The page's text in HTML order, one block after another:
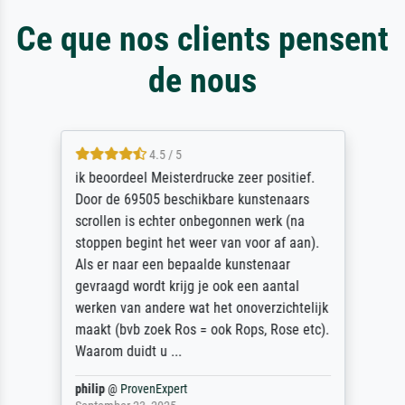
Ce que nos clients pensent
de nous
4.5 / 5
ik beoordeel Meisterdrucke zeer positief.
Door de 69505 beschikbare kunstenaars
scrollen is echter onbegonnen werk (na
stoppen begint het weer van voor af aan).
Als er naar een bepaalde kunstenaar
gevraagd wordt krijg je ook een aantal
werken van andere wat het onoverzichtelijk
maakt (bvb zoek Ros = ook Rops, Rose etc).
Waarom duidt u ...
philip@ ProvenExpert